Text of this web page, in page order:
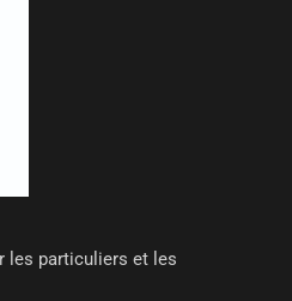
les particuliers et les